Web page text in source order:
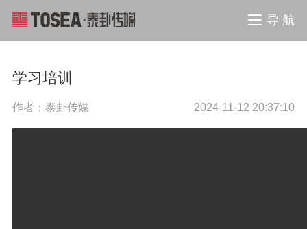
导 航
学习培训
作者：泰卦传媒 2024-11-12 20:37:10